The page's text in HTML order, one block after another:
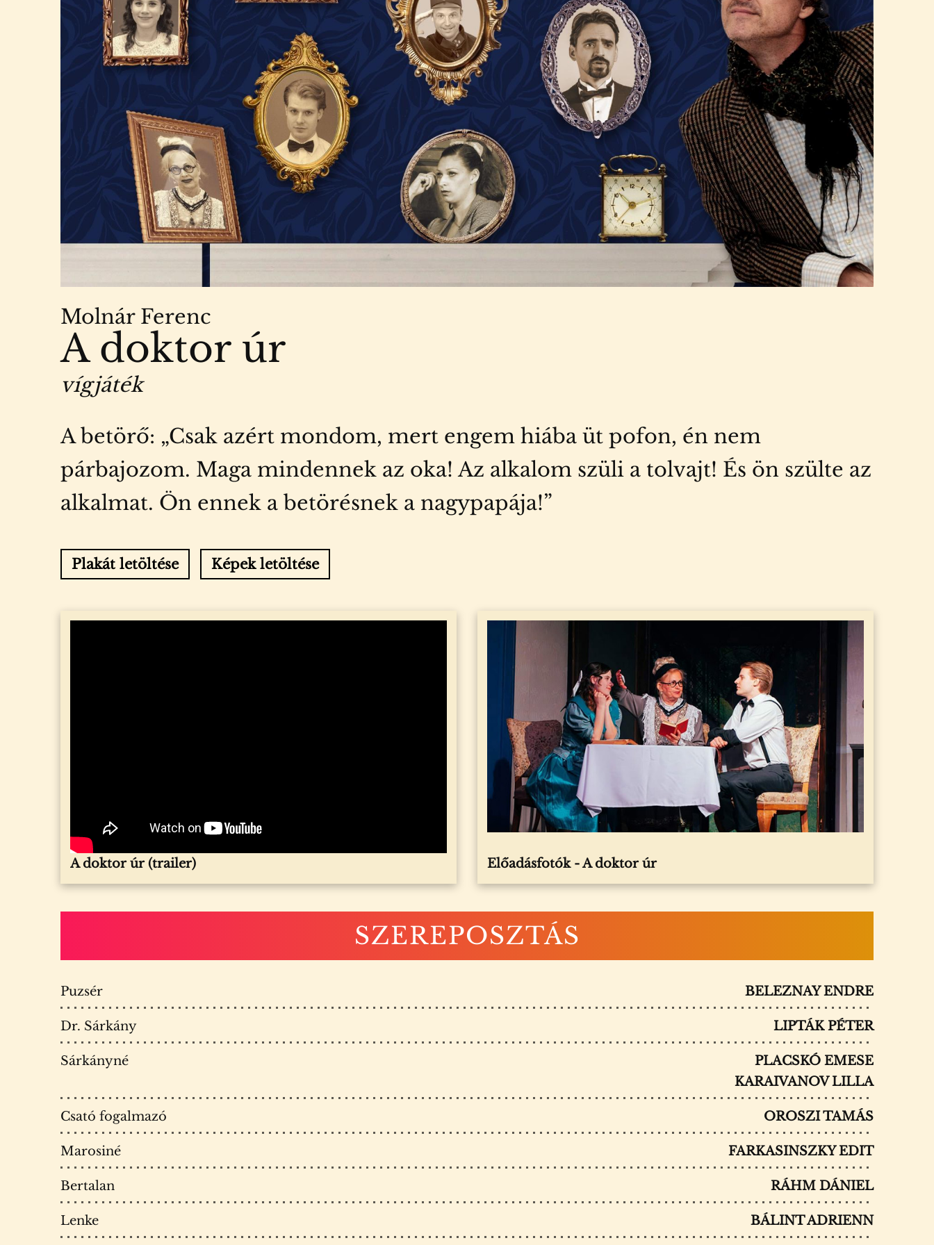
Molnár Ferenc
A doktor úr
vígjáték
A betörő: „Csak azért mondom, mert engem hiába üt pofon, én nem
párbajozom. Maga mindennek az oka! Az alkalom szüli a tolvajt! És ön szülte az
alkalmat. Ön ennek a betörésnek a nagypapája!”
Plakát letöltése Képek letöltése
A doktor úr(trailer) Előadásfotók -A doktor úr
SZEREPOSZTÁS
Puzsér BELEZNAY ENDRE
Dr. Sárkány LIPTÁK PÉTER
Sárkányné
PLACSKÓ EMESE
KARAIVANOV LILLA
Csató fogalmazó OROSZI TAMÁS
Marosiné FARKASINSZKY EDIT
Bertalan RÁHM DÁNIEL
Lenke BÁLINT ADRIENN